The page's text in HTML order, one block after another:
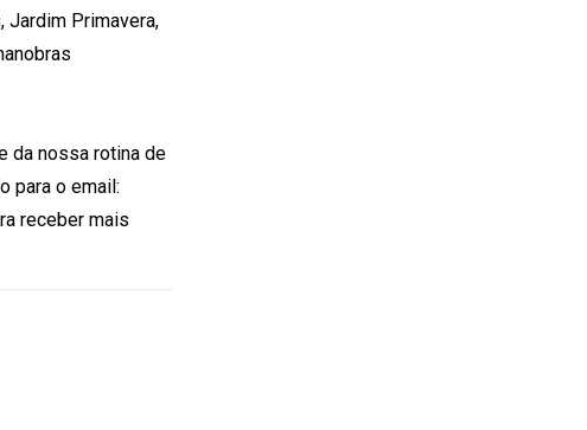
Jardim Primavera,
da nossa rotina de
para o email:
receber mais